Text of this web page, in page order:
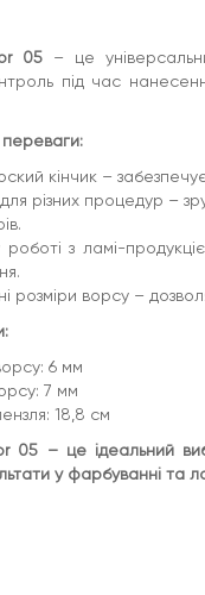
05 – це
під час
кінчик –
для різних процедур –
роботі з ламі-
розміри ворсу –
6 мм
7 мм
18,8 см
05 – це ідеальний
у фарбуванні та